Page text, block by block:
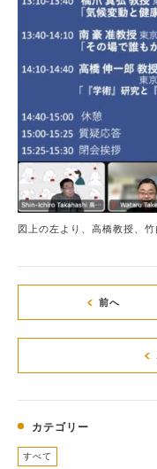
図上の左より、高橋教授、
前へ
カテゴリー
すべて